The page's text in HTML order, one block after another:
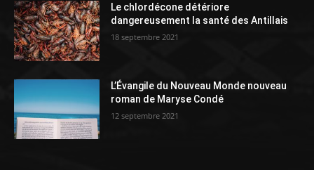
Le chlordécone détériore
dangereusement la santé des Antillais
18 septembre 2021
L’Évangile du Nouveau Monde nouveau
roman de Maryse Condé
12 septembre 2021